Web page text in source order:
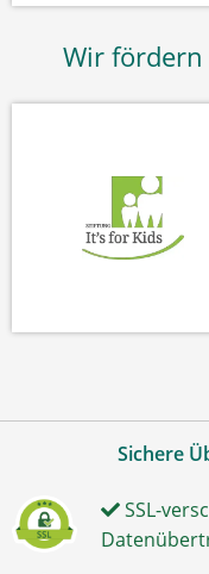
Wir fördern
Sichere
SSL-